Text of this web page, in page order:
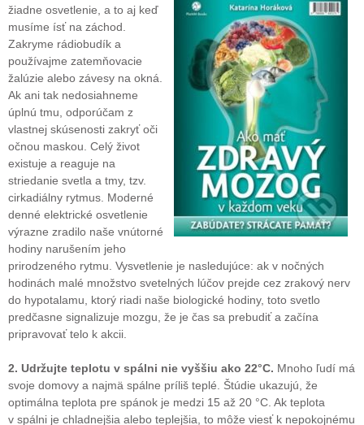
žiadne osvetlenie, a to aj keď
musíme ísť na záchod.
Zakryme rádiobudík a
používajme zatemňovacie
žalúzie alebo závesy na okná.
Ak ani tak nedosiahneme
úplnú tmu, odporúčam z
vlastnej skúsenosti zakryť oči
očnou maskou. Celý život
existuje a reaguje na
striedanie svetla a tmy, tzv.
cirkadiálny rytmus. Moderné
denné elektrické osvetlenie
výrazne zradilo naše vnútorné
hodiny narušením jeho
prirodzeného rytmu. Vysvetlenie je nasledujúce: ak v nočných
hodinách malé množstvo svetelných lúčov prejde cez zrakový nerv
do hypotalamu, ktorý riadi naše biologické hodiny, toto svetlo
predčasne signalizuje mozgu, že je čas sa prebudiť a začína
pripravovať telo k akcii.
2. Udržujte teplotu v spálni nie vyššiu ako 22°C. Mnoho ľudí má
svoje domovy a najmä spálne príliš teplé. Štúdie ukazujú, že
optimálna teplota pre spánok je medzi 15 až 20 °C. Ak teplota
v spálni je chladnejšia alebo teplejšia, to môže viesť k nepokojnému